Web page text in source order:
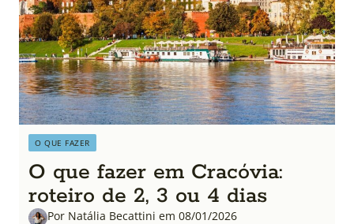
O QUE FAZER
O que fazer em Cracóvia:
roteiro de 2, 3 ou 4 dias
Por Natália Becattini em 08/01/2026